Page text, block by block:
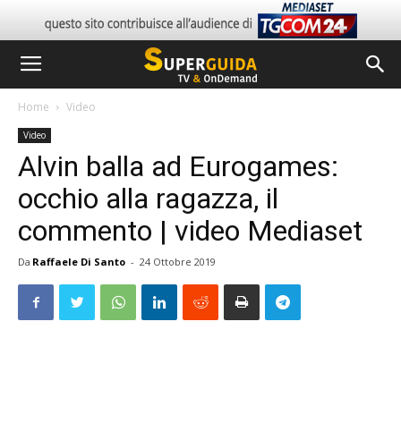
Home Video
Video
Alvin balla ad Eurogames:
occhio alla ragazza, il
commento | video Mediaset
Da Raffaele Di Santo - 24 Ottobre 2019